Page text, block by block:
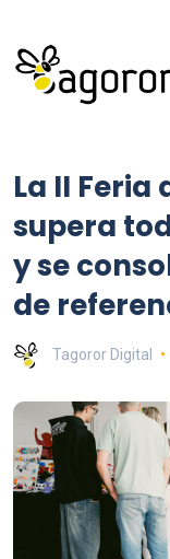
La II Feria
supera
y se
de
Tagoror Digital